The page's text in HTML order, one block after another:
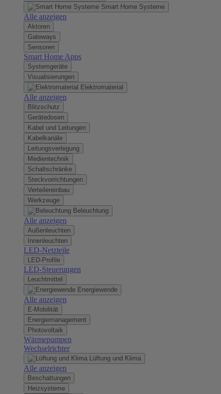
Smart Home Systeme
Alle anzeigen
Aktoren
Gateways
Sensoren
Smart Home Apps
Systemgeräte
Visualisierungen
Elektromaterial
Alle anzeigen
Blitzschutz
Gerätedosen
Kabel und Leitungen
Kabelkanäle
Leitungsverlegung
Medientechnik
Schaltschränke
Steckvorrichtungen
Verteilereinbau
Werkzeuge
Beleuchtung
Alle anzeigen
Außenleuchten
Innenleuchten
LED-Netzteile
LED-Profile
LED-Steuerungen
Leuchtmittel
Energiewende
Alle anzeigen
E-Mobilität
Energiemanagement
Photovoltaik
Wärmepumpen
Wechselrichter
Lüftung und Klima
Alle anzeigen
Beschattungen
Heizsysteme